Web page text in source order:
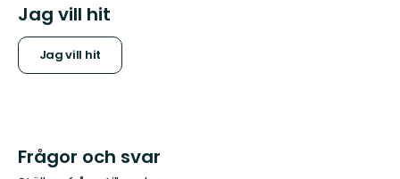
Jag vill hit
Jag vill hit
Frågor och svar